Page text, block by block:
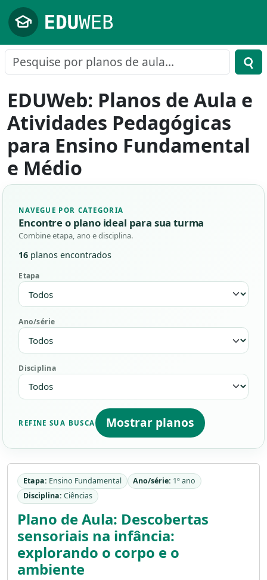
Pular para o conteúdo principal
EDUWeb: Planos de Aula e
Atividades Pedagógicas
para Ensino Fundamental
e Médio
NAVEGUE POR CATEGORIA
Encontre o plano ideal para sua turma
Combine etapa, ano e disciplina.
16 planos encontrados
Etapa
Ano/série
Disciplina
REFINE SUA BUSCA Mostrar planos
Etapa: Ensino Fundamental Ano/série: 1º ano
Disciplina: Ciências
Plano de Aula: Descobertas
sensoriais na infância:
explorando o corpo e o
ambiente